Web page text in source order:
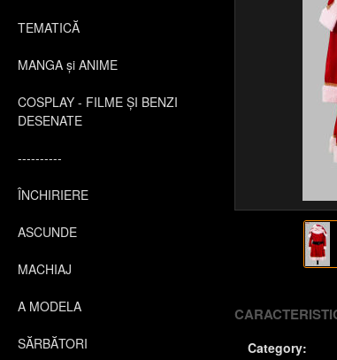
TEMATICĂ
MANGA și ANIME
COSPLAY - FILME ȘI BENZI
DESENATE
----------
ÎNCHIRIERE
ASCUNDE
MACHIAJ
A MODELA
SĂRBĂTORI Category: